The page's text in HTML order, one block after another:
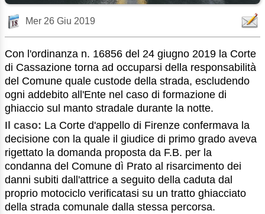
Mer 26 Giu 2019
Con l'ordinanza n. 16856 del 24 giugno 2019 la Corte
di Cassazione torna ad occuparsi della responsabilità
del Comune quale custode della strada, escludendo
ogni addebito all'Ente nel caso di formazione di
ghiaccio sul manto stradale durante la notte.
Il caso: La Corte d'appello di Firenze confermava la
decisione con la quale il giudice di primo grado aveva
rigettato la domanda proposta da F.B. per la
condanna del Comune dì Prato al risarcimento dei
danni subiti dall'attrice a seguito della caduta dal
proprio motociclo verificatasi su un tratto ghiacciato
della strada comunale dalla stessa percorsa.